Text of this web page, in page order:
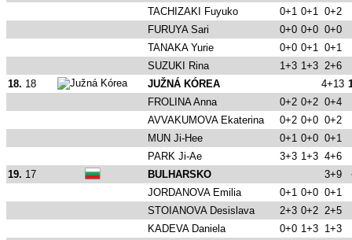
TACHIZAKI Fuyuko
0+1 0+1
0+2
FURUYA Sari
0+0 0+0 0+0
TANAKA Yurie
0+0 0+1
0+1
SUZUKI Rina
1+3 1+3
2+6
18. 18 JUŽNÁ KÓREA 4+13
FROLINA Anna
0+2 0+2 0+4
AVVAKUMOVA Ekaterina
0+2 0+0 0+2
MUN Ji-Hee
0+1 0+0 0+1
PARK Ji-Ae
3+3 1+3 4+6
19. 17 BULHARSKO 3+9
JORDANOVA Emilia
0+1 0+0 0+1
STOIANOVA Desislava
2+3 0+2
2+5
KADEVA Daniela
0+0 1+3
1+3